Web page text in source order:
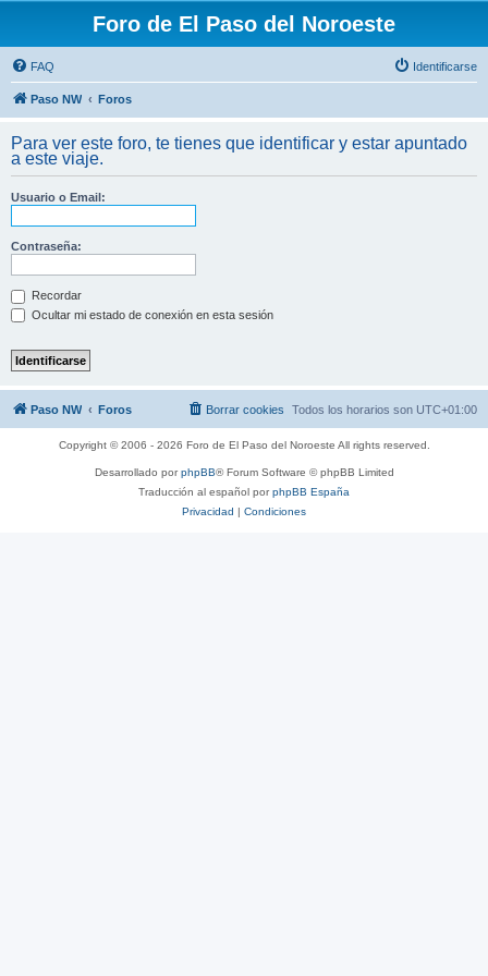
Foro de El Paso del Noroeste
FAQ Identificarse
Paso NW Foros
Para ver este foro, te tienes que identificar y estar apuntado
a este viaje.
Usuario o Email:
Contraseña:
Recordar
Ocultar mi estado de conexión en esta sesión
Paso NW Foros Todos los horarios son UTC+01:00
Borrar cookies
Copyright © 2006 - 2026 Foro de El Paso del Noroeste All rights reserved.
Desarrollado porphpBB® Forum Software © phpBB Limited
Traducción al español porphpBB España
Privacidad | Condiciones